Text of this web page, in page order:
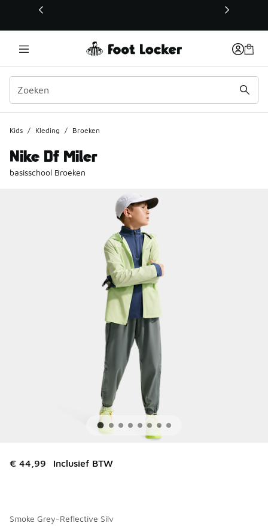
Deze link wordt geopend in een nieuw venster
Kids / Kleding / Broeken
Nike Df Miler
basisschool Broeken
€ 44,99 Inclusief BTW
Smoke Grey-Reflective Silv